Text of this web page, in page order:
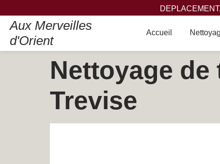
Aux Merveilles
d'Orient
Accueil
Nettoyage
Trevise